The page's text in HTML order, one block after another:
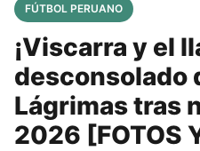
FÚTBOL PERUANO
¡Viscarra y el
desconsolado
Lágrimas tras
2026 [FOTOS